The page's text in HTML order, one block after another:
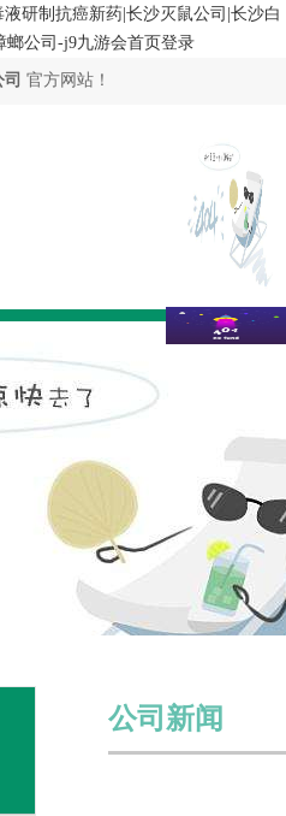
研制抗癌新药|长沙灭鼠公司|长沙白
螂公司-j9九游会首页登录
官方网站！
公司新闻